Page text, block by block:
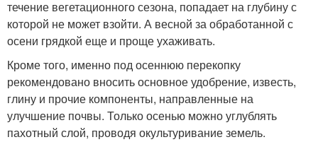
течение вегетационного сезона, попадает на глубину с
которой не может взойти. А весной за обработанной с
осени грядкой еще и проще ухаживать.
Кроме того, именно под осеннюю перекопку
рекомендовано вносить основное удобрение, известь,
глину и прочие компоненты, направленные на
улучшение почвы. Только осенью можно углублять
пахотный слой, проводя окультуривание земель.